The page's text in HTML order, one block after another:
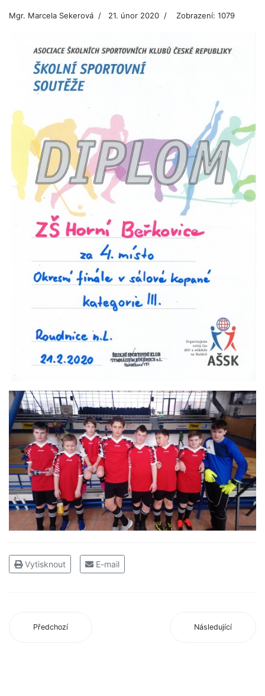
Mgr. Marcela Sekerová 21. únor 2020 Zobrazení: 1079
Vytisknout E-mail
Předchozí Následující